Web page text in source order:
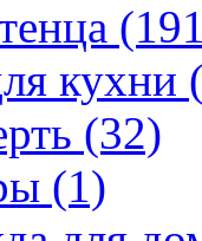
кухни
(32)
(1)